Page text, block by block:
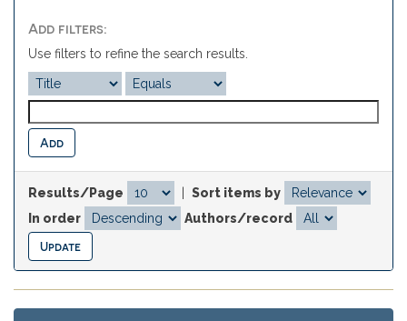
Add filters:
Use filters to refine the search results.
Results/Page
Sort items by
In order
Authors/record